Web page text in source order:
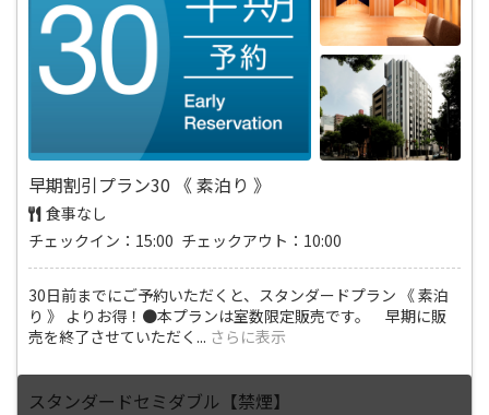
早期割引プラン30 《 素泊り 》
食事なし
チェックイン：15:00 チェックアウト：10:00
30日前までにご予約いただくと、スタンダードプラン 《 素泊
り 》 よりお得！●本プランは室数限定販売です。 早期に販
売を終了させていただく ... さらに表示
スタンダードセミダブル【禁煙】